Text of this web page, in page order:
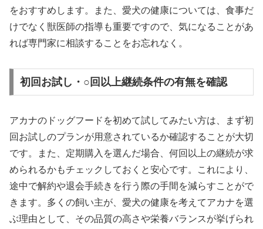
をおすすめします。また、愛犬の健康については、食事だ
けでなく獣医師の指導も重要ですので、気になることがあ
れば専門家に相談することをお忘れなく。
初回お試し・○回以上継続条件の有無を確認
アカナのドッグフードを初めて試してみたい方は、まず初
回お試しのプランが用意されているか確認することが大切
です。また、定期購入を選んだ場合、何回以上の継続が求
められるかもチェックしておくと安心です。これにより、
途中で解約や退会手続きを行う際の手間を減らすことがで
きます。多くの飼い主が、愛犬の健康を考えてアカナを選
ぶ理由として、その品質の高さや栄養バランスが挙げられ